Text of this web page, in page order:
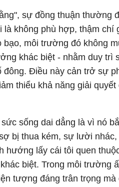
sự đồng thuận thường
là không phù hợp, thậm chí
bạo, môi trường đó không
khác biệt - nhằm duy trì
đông. Điều này cản trở sự
thiểu khả năng giải
sống dai dẳng là vì nó
bị thua kém, sự lười nhác,
hướng lấy cái tôi quen
biệt. Trong môi trường
tượng đáng trân trọng mà